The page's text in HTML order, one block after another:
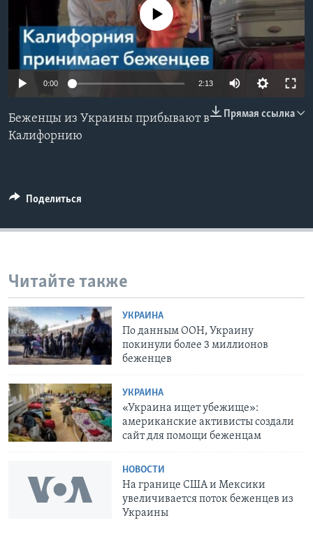
Learning English
СОЦИАЛЬНЫЕ СЕТИ
Языки
No media source currently available
0:00 2:13
Прямая ссылка
Беженцы из Украины прибывают в
Калифорнию
Поделиться
Читайте также
УКРАИНА
По данным ООН, Украину
покинули более 3 миллионов
беженцев
УКРАИНА
«Украина ищет убежище»:
американские активисты создали
сайт для помощи беженцам
НОВОСТИ
На границе США и Мексики
увеличивается поток беженцев из
Украины